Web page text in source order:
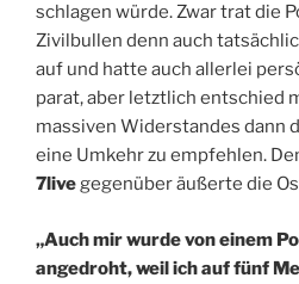
schlagen würde. Zwar trat die
Zivilbullen denn auch
auf und hatte auch allerlei
parat, aber letztlich entschied
massiven Widerstandes dann
eine Umkehr zu empfehlen.
7livegegenüber äußerte die
„Auch mir wurde von einem
angedroht, weil ich auf fünf